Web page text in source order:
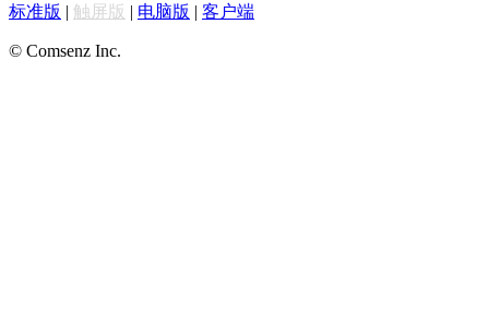
标准版 | 触屏版 | 电脑版 | 客户端
© Comsenz Inc.